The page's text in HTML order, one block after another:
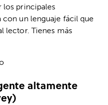
los principales
un lenguaje fácil que
lector. Tienes más
altamente